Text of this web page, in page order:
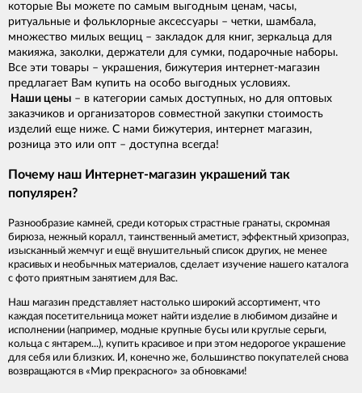
которые Вы можете по самым выгодным ценам, часы,
ритуальные и фольклорные аксессуары – четки, шамбала,
множество милых вещиц – закладок для книг, зеркальца для
макияжа, заколки, держатели для сумки, подарочные наборы.
Все эти товары – украшения, бижутерия интернет-магазин
предлагает Вам купить на особо выгодных условиях.
Наши цены – в категории самых доступных, но для оптовых
заказчиков и организаторов совместной закупки стоимость
изделий еще ниже. С нами бижутерия, интернет магазин,
розница это или опт – доступна всегда!
Почему наш Интернет-магазин украшений так
популярен?
Разнообразие камней, среди которых страстные гранаты, скромная
бирюза, нежный коралл, таинственный аметист, эффектный хризопраз,
изысканный жемчуг и ещё внушительный список других, не менее
красивых и необычных материалов, сделает изучение нашего каталога
с фото приятным занятием для Вас.
Наш магазин представляет настолько широкий ассортимент, что
каждая посетительница может найти изделие в любимом дизайне и
исполнении (например, модные крупные бусы или круглые серьги,
кольца с янтарем...), купить красивое и при этом недорогое украшение
для себя или близких. И, конечно же, большинство покупателей снова
возвращаются в «Мир прекрасного» за обновками!